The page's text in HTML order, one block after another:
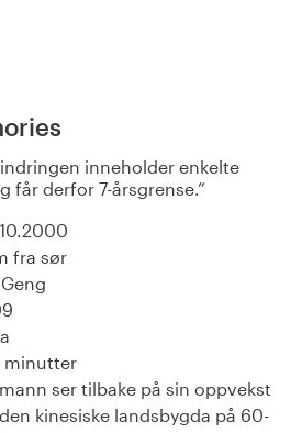
inneholder enkelte
får derfor 7-årsgrense.
fra sør
minutter
ser tilbake på sin oppvekst
kinesiske landsbygda på 60-